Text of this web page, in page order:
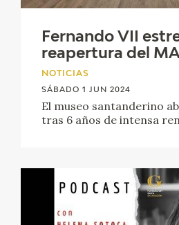
Fernando VII
reapertura del
NOTICIAS
SÁBADO 1 JUN 2024
El museo santanderino
tras 6 años de intensa